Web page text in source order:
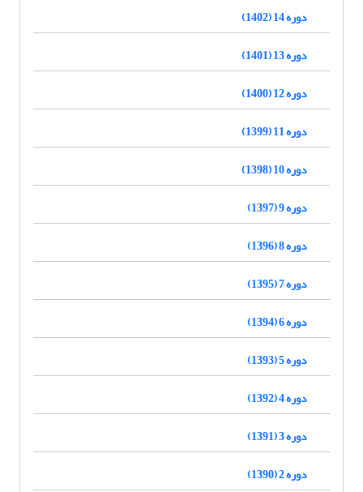
دوره 14 (1402)
دوره 13 (1401)
دوره 12 (1400)
دوره 11 (1399)
دوره 10 (1398)
دوره 9 (1397)
دوره 8 (1396)
دوره 7 (1395)
دوره 6 (1394)
دوره 5 (1393)
دوره 4 (1392)
دوره 3 (1391)
دوره 2 (1390)